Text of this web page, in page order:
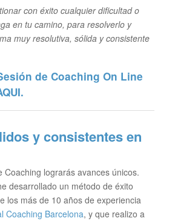
con éxito cualquier dificultad o
en tu camino, para resolverlo y
muy resolutiva, sólida y consistente
de Coaching On Line
y consistentes en
Coaching lograrás avances únicos.
desarrollado un método de éxito
los más de 10 años de experiencia
Coaching Barcelona, y que realizo a